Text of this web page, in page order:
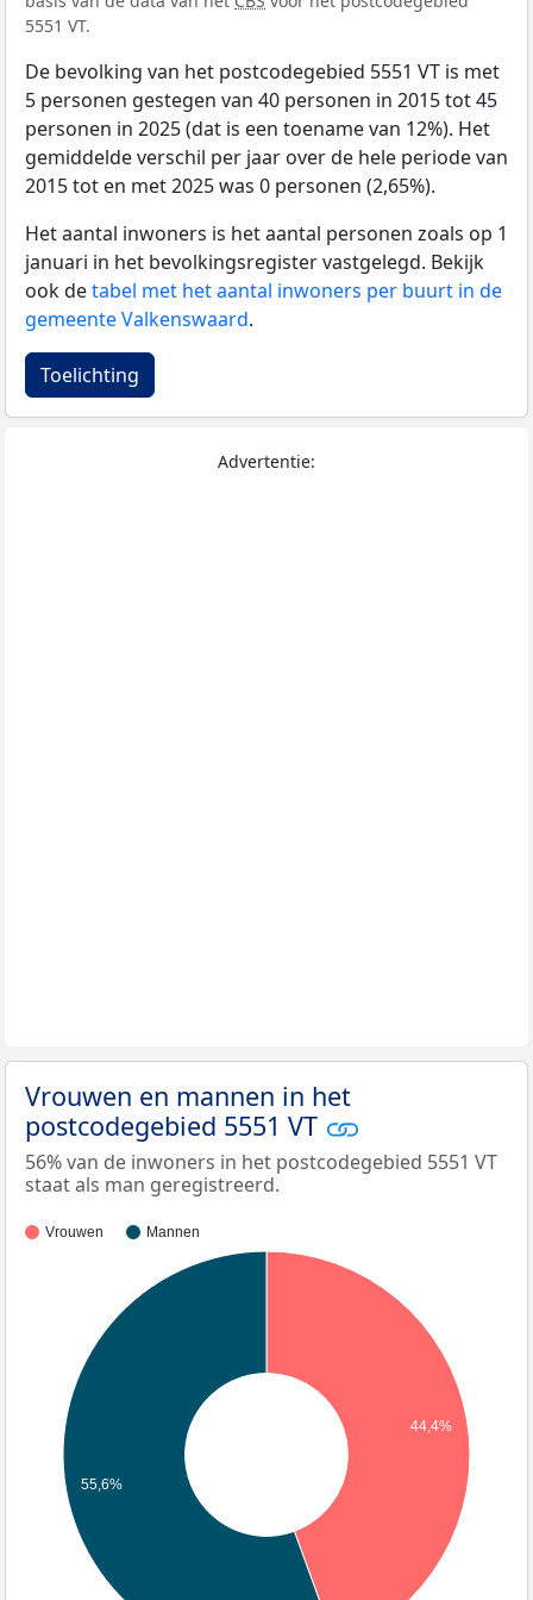
5551 VT.
De bevolking van het postcodegebied 5551 VT is met
5 personen gestegen van 40 personen in 2015 tot 45
personen in 2025 (dat is een toename van 12%). Het
gemiddelde verschil per jaar over de hele periode van
2015 tot en met 2025 was 0 personen (2,65%).
Het aantal inwoners is het aantal personen zoals op 1
januari in het bevolkingsregister vastgelegd. Bekijk
ook detabel met het aantal inwoners per buurt in de
gemeente Valkenswaard.
Toelichting
Advertentie:
Vrouwen en mannen in het
postcodegebied 5551 VT
56% van de inwoners in het postcodegebied 5551 VT
staat als man geregistreerd.
Vrouwen Mannen
44,4%
55,6%